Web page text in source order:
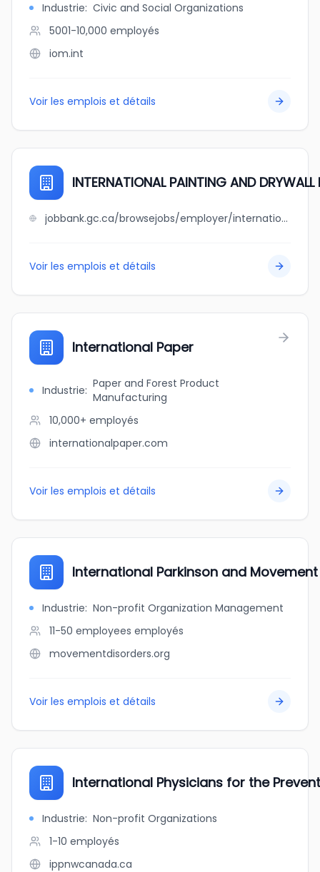
Industrie: Civic and Social Organizations
5001-10,000 employés
iom.int
Voir les emplois et détails
INTERNATIONAL PAINTING AND DRYWALL
jobbank.gc.ca/browsejobs/employer/international+painting+and+drywall+ltd./ca
Voir les emplois et détails
International Paper
Industrie: Paper and Forest Product
Manufacturing
10,000+ employés
internationalpaper.com
Voir les emplois et détails
International Parkinson and
Industrie: Non-profit Organization Management
11-50 employees employés
movementdisorders.org
Voir les emplois et détails
International Physicians for the
Industrie: Non-profit Organizations
1-10 employés
ippnwcanada.ca